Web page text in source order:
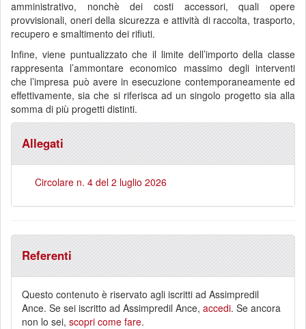
amministrativo, nonchè dei costi accessori, quali opere
provvisionali, oneri della sicurezza e attività di raccolta, trasporto,
recupero e smaltimento dei rifiuti.
Infine, viene puntualizzato che il limite dell’importo della classe
rappresenta l’ammontare economico massimo degli interventi
che l’impresa può avere in esecuzione contemporaneamente ed
effettivamente, sia che si riferisca ad un singolo progetto sia alla
somma di più progetti distinti.
Allegati
Circolare n. 4 del 2 luglio 2026
Referenti
Questo contenuto è riservato agli iscritti ad Assimpredil
Ance. Se sei iscritto ad Assimpredil Ance, accedi. Se ancora
non lo sei, scopri come fare.